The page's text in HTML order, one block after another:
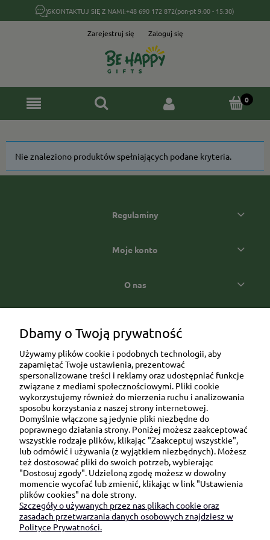
SKONTAKTUJ SIĘ Z NAMI:+48 690 172 872(pon-pt 9:00 - 15:30)
Zarejestruj się Zaloguj się
Nie znaleziono produktów spełniających podane kryteria.
Regulaminy
Moje konto
O nas
Ul. Brukowa 6/8 lok. 57/58
91-341 Łódź
NIP: 6751510615
SKONTAKTUJ SIĘ Z NAMI:
sklep@be-happygifts.com
+48 690 172 872
(pon-pt 9:00 - 15:30)
Dbamy o Twoją prywatność
Używamy plików cookie i podobnych technologii, aby
zapamiętać Twoje ustawienia, prezentować
spersonalizowane treści i reklamy oraz udostępniać funkcje
związane z mediami społecznościowymi. Pliki cookie
wykorzystujemy również do mierzenia ruchu i analizowania
sposobu korzystania z naszej strony internetowej.
Domyślnie włączone są jedynie pliki niezbędne do
poprawnego działania strony. Poniżej możesz zaakceptować
wszystkie rodzaje plików, klikając "Zaakceptuj wszystkie",
lub odmówić i używania (z wyjątkiem niezbędnych). Możesz
też dostosować pliki do swoich potrzeb, wybierając
"Dostosuj zgody". Udzieloną zgodę możesz w dowolny
momencie wycofać lub zmienić, klikając w link "Ustawienia
plików cookies" na dole strony.
Szczegóły o używanych przez nas plikach cookie oraz
zasadach przetwarzania danych osobowych znajdziesz w
Polityce Prywatności.